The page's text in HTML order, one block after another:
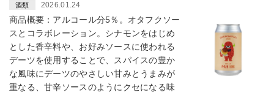
酒類 2026.01.24
商品概要：アルコール分5％。オタフクソー
スとコラボレーション。シナモンをはじめ
とした香辛料や、お好みソースに使われる
デーツを使用することで、スパイスの豊か
な風味にデーツのやさしい甘みとうまみが
重なる、甘辛ソースのようにクセになる味